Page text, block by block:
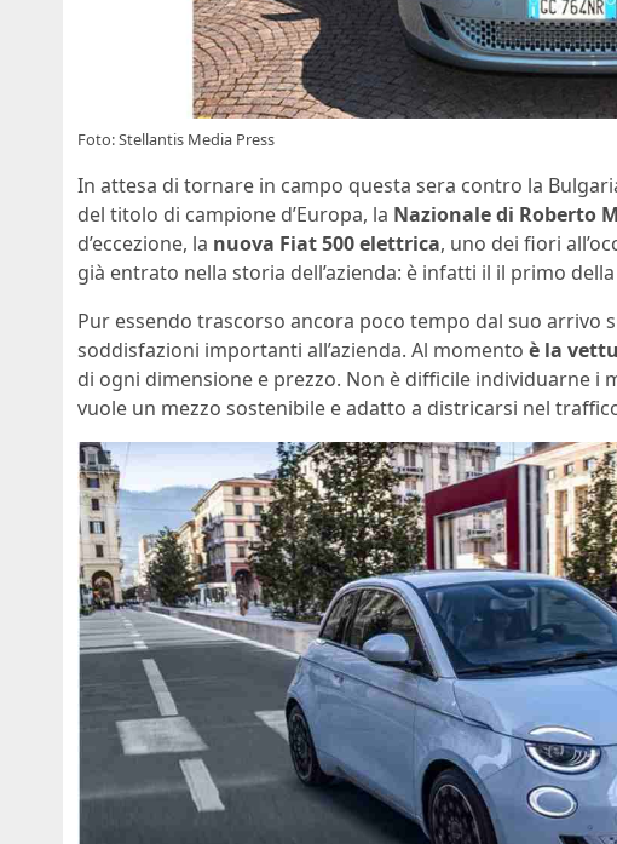
Foto: Stellantis Media Press
In attesa di tornare in campo questa sera contro la
del titolo di campione d’Europa, la Nazionale di Roberto
d’eccezione, la nuova Fiat 500 elettrica, uno dei fiori
già entrato nella storia dell’azienda: è infatti il il primo
Pur essendo trascorso ancora poco tempo dal suo arrivo
soddisfazioni importanti all’azienda. Al momento è la
di ogni dimensione e prezzo. Non è difficile individuarne i
vuole un mezzo sostenibile e adatto a districarsi nel